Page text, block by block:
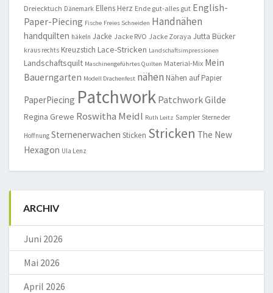
Dreiecktuch Dänemark Ellens Herz Ende gut-alles gut English-
Paper-Piecing Fische Freies Schneiden Handnähen
handquilten häkeln Jacke Jacke RVO Jacke Zoraya Jutta Bücker
kraus rechts Kreuzstich Lace-Stricken Landschaftsimpressionen
Landschaftsquilt Maschinengeführtes Quilten Material-Mix Mein
Bauerngarten Modell Drachenfest nähen Nähen auf Papier
PaperPiecing Patchwork Patchwork Gilde
Regina Grewe Roswitha Meidl Ruth Leitz Sampler Sterne der
Hoffnung Sternenerwachen Sticken Stricken The New
Hexagon Ula Lenz
ARCHIV
Juni 2026
Mai 2026
April 2026